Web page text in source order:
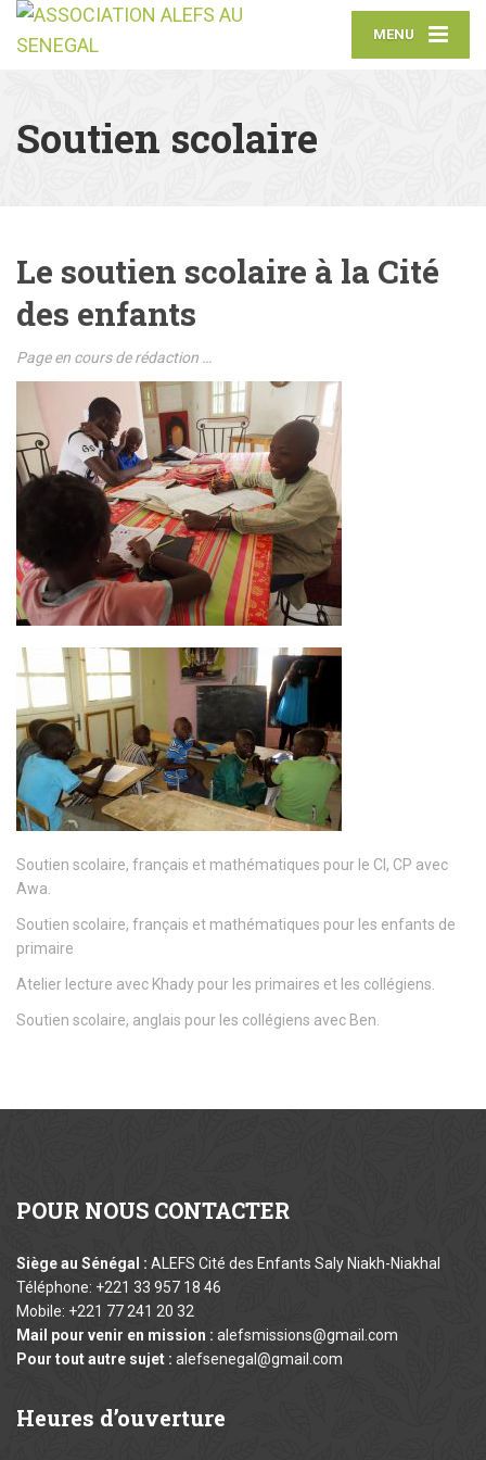
MENU
Soutien scolaire
Le soutien scolaire à la Cité
des enfants
Page en cours de rédaction …
Soutien scolaire, français et mathématiques pour le CI, CP avec
Awa.
Soutien scolaire, français et mathématiques pour les enfants de
primaire
Atelier lecture avec Khady pour les primaires et les collégiens.
Soutien scolaire, anglais pour les collégiens avec Ben.
POUR NOUS CONTACTER
Siège au Sénégal : ALEFS Cité des Enfants Saly Niakh-Niakhal
Téléphone: +221 33 957 18 46
Mobile: +221 77 241 20 32
Mail pour venir en mission : alefsmissions@gmail.com
Pour tout autre sujet : alefsenegal@gmail.com
Heures d’ouverture